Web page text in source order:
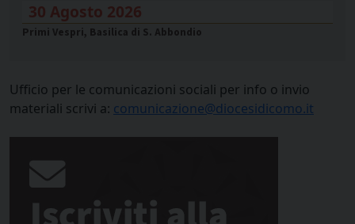
30 Agosto 2026
Primi Vespri, Basilica di S. Abbondio
Ufficio per le comunicazioni sociali per info o invio
materiali scrivi a: comunicazione@diocesidicomo.it